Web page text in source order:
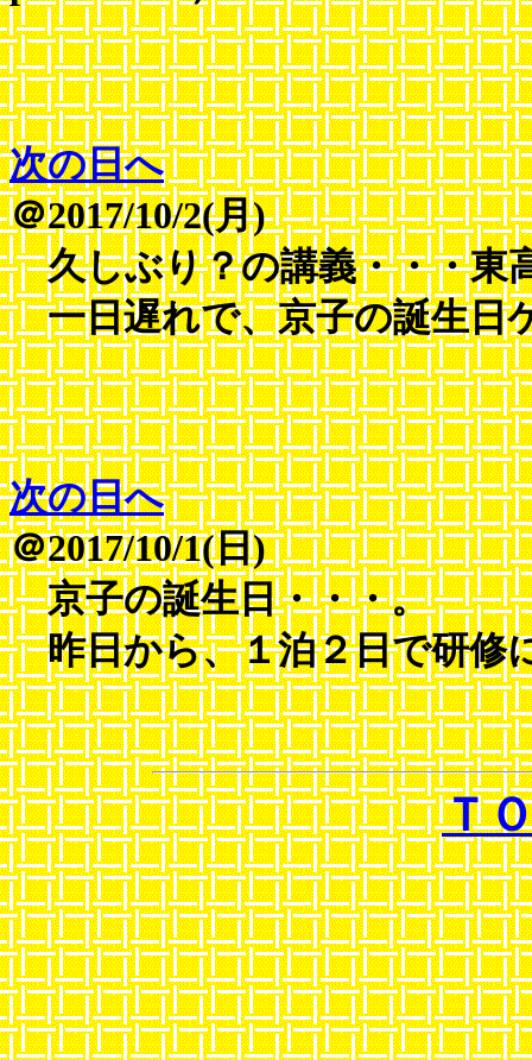
次の日へ
＠2017/10/2(月)
久しぶり？の講義・・・東
一日遅れで、京子の誕生日
次の日へ
＠2017/10/1(日)
京子の誕生日・・・。
昨日から、１泊２日で研修
Ｔ